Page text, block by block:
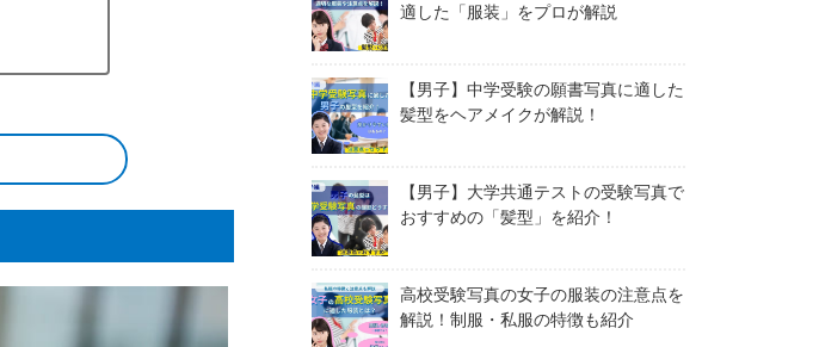
適した「服装」をプロが解説
【男子】中学受験の願書写真に適した
髪型をヘアメイクが解説！
【男子】大学共通テストの受験写真で
おすすめの「髪型」を紹介！
高校受験写真の女子の服装の注意点を
解説！制服・私服の特徴も紹介